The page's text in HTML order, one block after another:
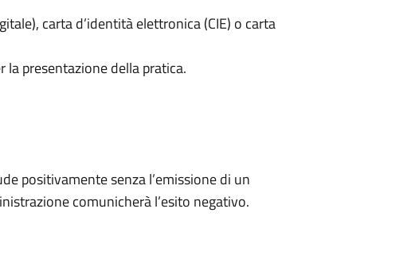
carta d’identità elettronica (CIE) o carta
presentazione della pratica.
positivamente senza l’emissione di un
comunicherà l’esito negativo.